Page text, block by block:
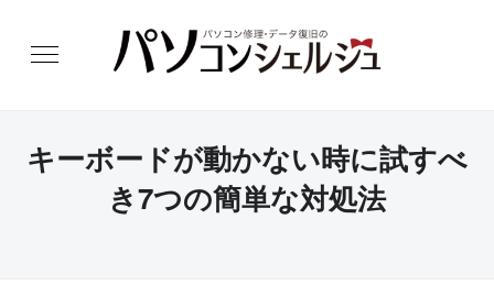
キーボードが動かない時に試すべ
き7つの簡単な対処法